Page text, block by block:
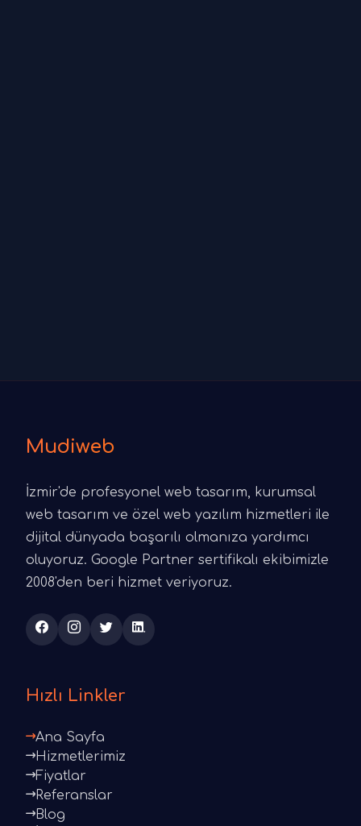
Mudiweb
İzmir'de profesyonel web tasarım, kurumsal
web tasarım ve özel web yazılım hizmetleri ile
dijital dünyada başarılı olmanıza yardımcı
oluyoruz. Google Partner sertifikalı ekibimizle
2008'den beri hizmet veriyoruz.
Hızlı Linkler
Ana Sayfa
Hizmetlerimiz
Fiyatlar
Referanslar
Blog